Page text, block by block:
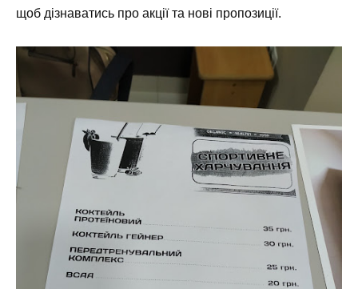
щоб дізнаватись про акції та нові пропозиції.